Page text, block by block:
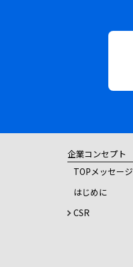
企業コンセプト
TOPメッセージ
はじめに
CSR